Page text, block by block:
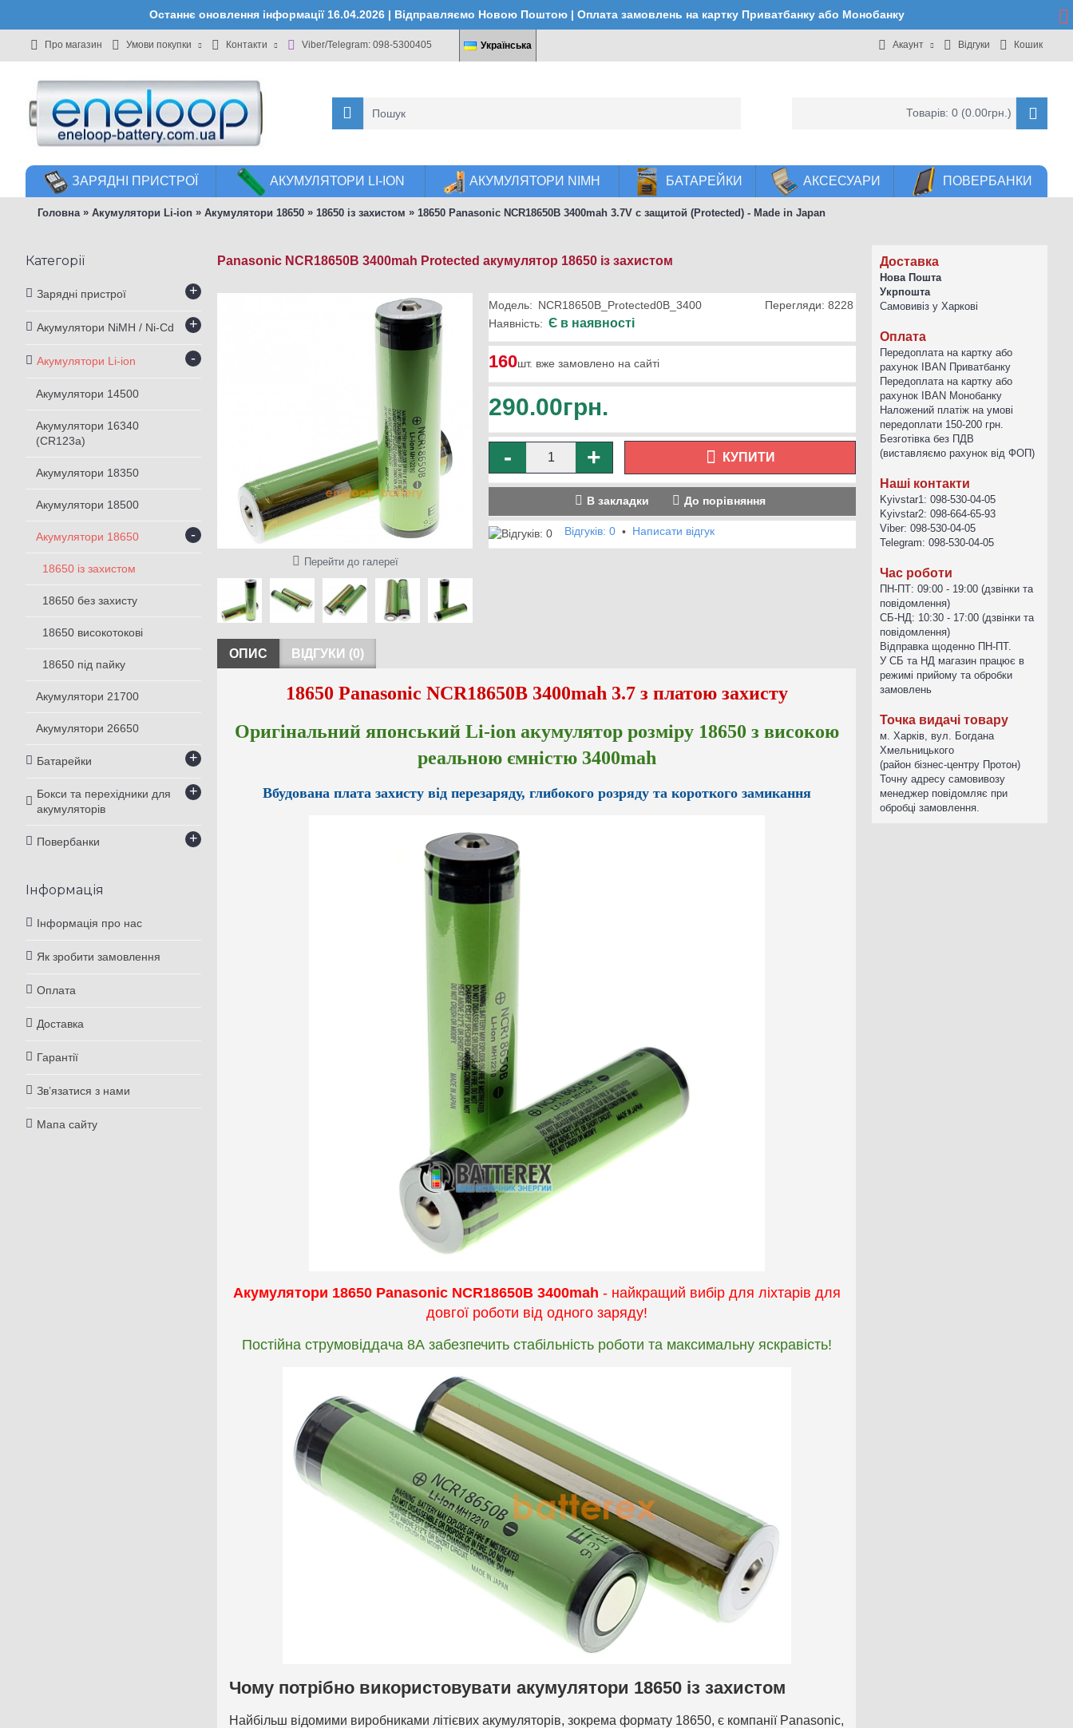
Останнє оновлення інформації 16.04.2026 | Відправляємо Новою Поштою | Оплата замовлень на картку Приватбанку або Монобанку
Про магазин Умови покупки Контакти Viber/Telegram: 098-5300405 Українська Акаунт Відгуки Кошик
Товарів: 0 (0.00грн.)
ЗАРЯДНІ ПРИСТРОЇ АКУМУЛЯТОРИ LI-ION АКУМУЛЯТОРИ NIMH БАТАРЕЙКИ АКСЕСУАРИ ПОВЕРБАНКИ
Головна » Акумулятори Li-ion » Акумулятори 18650 » 18650 із захистом » 18650 Panasonic NCR18650B 3400mah 3.7V с защитой (Protected) - Made in Japan
Категорії
Зарядні пристрої +
Акумулятори NiMH / Ni-Cd +
Акумулятори Li-ion -
Акумулятори 14500
Акумулятори 16340
(CR123a)
Акумулятори 18350
Акумулятори 18500
Акумулятори 18650 -
18650 із захистом
18650 без захисту
18650 високотокові
18650 під пайку
Акумулятори 21700
Акумулятори 26650
Батарейки +
Бокси та перехідники для
акумуляторів
+
Повербанки +
Інформація
Інформація про нас
Як зробити замовлення
Оплата
Доставка
Гарантії
Зв’язатися з нами
Мапа сайту
Доставка
Нова Пошта
Укрпошта
Самовивіз у Харкові
Оплата
Передоплата на картку або
рахунок IBAN Приватбанку
Передоплата на картку або
рахунок IBAN Монобанку
Наложений платіж на умові
передоплати 150-200 грн.
Безготівка без ПДВ
(виставляємо рахунок від ФОП)
Наші контакти
Kyivstar1: 098-530-04-05
Kyivstar2: 098-664-65-93
Viber: 098-530-04-05
Telegram: 098-530-04-05
Час роботи
ПН-ПТ: 09:00 - 19:00 (дзвінки та
повідомлення)
СБ-НД: 10:30 - 17:00 (дзвінки та
повідомлення)
Відправка щоденно ПН-ПТ.
У СБ та НД магазин працює в
режимі прийому та обробки
замовлень
Точка видачі товару
м. Харків, вул. Богдана
Хмельницького
(район бізнес-центру Протон)
Точну адресу самовивозу
менеджер повідомляє при
обробці замовлення.
Panasonic NCR18650B 3400mah Protected акумулятор 18650 із захистом
Перейти до галереї
Перегляди: 8228
Модель: NCR18650B_Protected0B_3400
Наявність: Є в наявності
160шт. вже замовлено на сайті
290.00грн.
-
+ КУПИТИ
В закладки До порівняння
Відгуків: 0 • Написати відгук
ОПИС ВІДГУКИ (0)
18650 Panasonic NCR18650B 3400mah 3.7 з платою захисту
Оригінальний японський Li-ion акумулятор розміру 18650 з високою
реальною ємністю3400mah
Вбудована плата захисту від перезаряду, глибокого розряду та короткого замикання
Акумулятори 18650 Panasonic NCR18650B 3400mah - найкращий вибір для ліхтарів для
довгої роботи від одного заряду!
Постійна струмовіддача 8А забезпечить стабільність роботи та максимальну яскравість!
Чому потрібно використовувати акумулятори 18650 із захистом
Найбільш відомими виробниками літієвих акумуляторів, зокрема формату 18650, є компанії Panasonic,